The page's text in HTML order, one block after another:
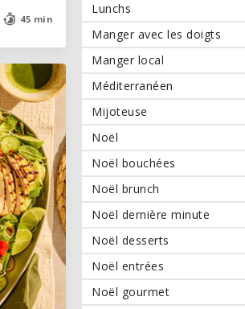
45 min
45 min
Lunchs
Manger avec les doigts
Manger local
Méditerranéen
Mijoteuse
Noël
Noël bouchées
Noël brunch
Noël dernière minute
Noël desserts
Noël entrées
Noël gourmet